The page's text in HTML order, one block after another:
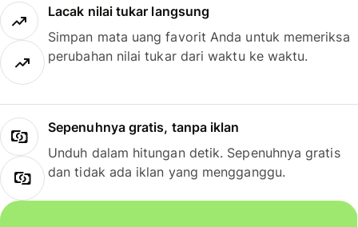
Lacak nilai tukar langsung
Simpan mata uang favorit Anda untuk memeriksa
perubahan nilai tukar dari waktu ke waktu.
Sepenuhnya gratis, tanpa iklan
Unduh dalam hitungan detik. Sepenuhnya gratis
dan tidak ada iklan yang mengganggu.